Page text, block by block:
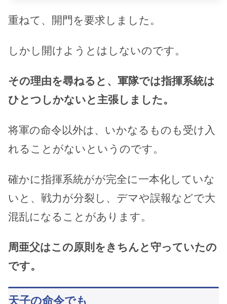
重ねて、開門を要求しました。
しかし開けようとはしないのです。
その理由を尋ねると、軍隊では指揮系統は
ひとつしかないと主張しました。
将軍の命令以外は、いかなるものも受け入
れることがないというのです。
確かに指揮系統がが完全に一本化していな
いと、戦力が分裂し、デマや誤報などで大
混乱になることがあります。
周亜父はこの原則をきちんと守っていたの
です。
天子の命令でも